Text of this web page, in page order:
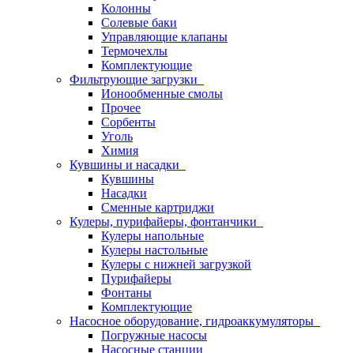
Колонны
Солевые баки
Управляющие клапаны
Термочехлы
Комплектующие
Фильтрующие загрузки
Ионообменные смолы
Прочее
Сорбенты
Уголь
Химия
Кувшины и насадки
Кувшины
Насадки
Сменные картриджи
Кулеры, пурифайеры, фонтанчики
Кулеры напольные
Кулеры настольные
Кулеры с нижней загрузкой
Пурифайеры
Фонтаны
Комплектующие
Насосное оборудование, гидроаккумуляторы
Погружные насосы
Насосные станции